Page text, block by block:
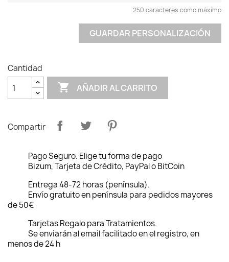
250 caracteres como máximo
GUARDAR PERSONALIZACIÓN
Cantidad
 AÑADIR AL CARRITO
Compartir
Pago Seguro. Elige tu forma de pago
Bizum, Tarjeta de Crédito, PayPal o BitCoin
Entrega 48-72 horas (península).
Envío gratuito en península para pedidos mayores
de 50€
Tarjetas Regalo para Tratamientos.
Se enviarán al email facilitado en el registro, en
menos de 24 h